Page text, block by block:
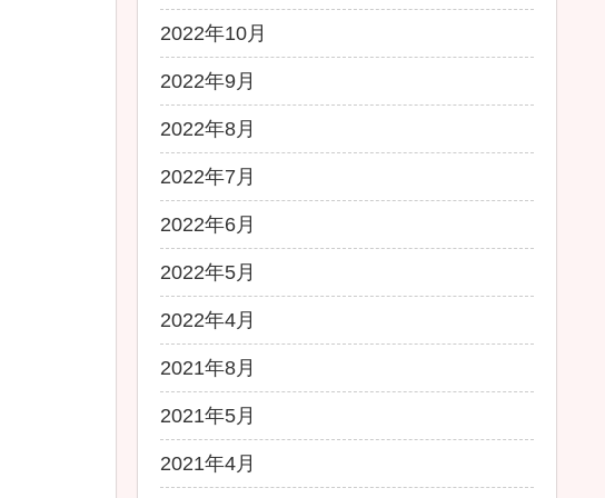
2022年10月
2022年9月
2022年8月
2022年7月
2022年6月
2022年5月
2022年4月
2021年8月
2021年5月
2021年4月